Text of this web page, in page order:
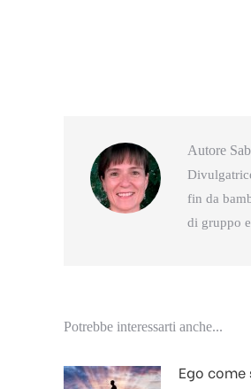
Autore
fin da
di gruppo
Potrebbe interessarti anche...
Ego